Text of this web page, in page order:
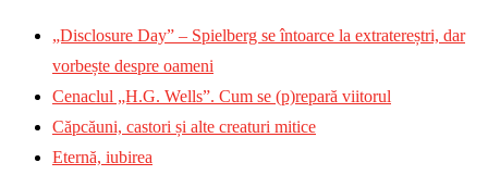
„Disclosure Day” – Spielberg se întoarce la extratereștri, dar
vorbește despre oameni
Cenaclul „H.G. Wells”. Cum se (p)repară viitorul
Căpcăuni, castori și alte creaturi mitice
Eternă, iubirea